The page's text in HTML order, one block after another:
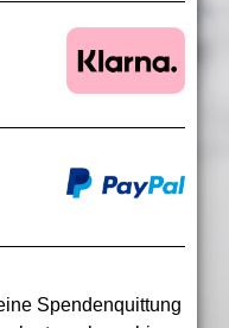
Spendenquittung